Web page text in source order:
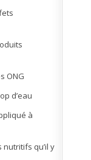
ONG
d’eau
à
qu’il y